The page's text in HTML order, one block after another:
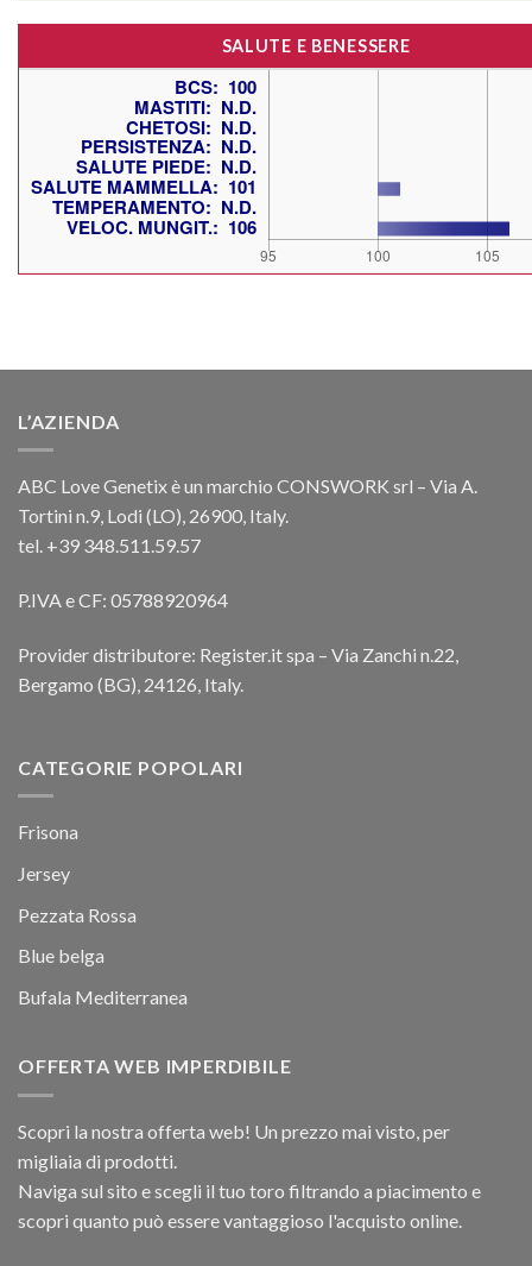
SALUTE E BENESSERE
L’AZIENDA
ABC Love Genetix è un marchio CONSWORK srl – Via A.
Tortini n.9, Lodi (LO), 26900, Italy.
tel. +39 348.511.59.57
P.IVA e CF: 05788920964
Provider distributore: Register.it spa – Via Zanchi n.22,
Bergamo (BG), 24126, Italy.
CATEGORIE POPOLARI
Frisona
Jersey
Pezzata Rossa
Blue belga
Bufala Mediterranea
OFFERTA WEB IMPERDIBILE
Scopri la nostra offerta web! Un prezzo mai visto, per
migliaia di prodotti.
Naviga sul sito e scegli il tuo toro filtrando a piacimento e
scopri quanto può essere vantaggioso l'acquisto online.